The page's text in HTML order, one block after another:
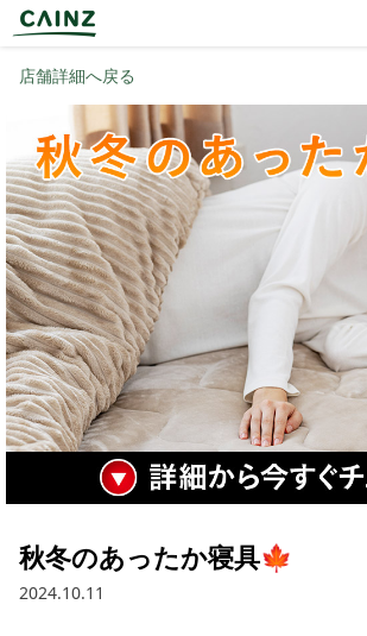
店舗詳細へ戻る
秋冬のあったか寝具🍁
2024.10.11